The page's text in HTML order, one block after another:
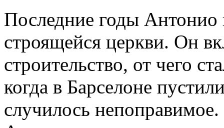
Последние годы Антонио
строящейся церкви. Он
строительство, от чего
когда в Барселоне
случилось